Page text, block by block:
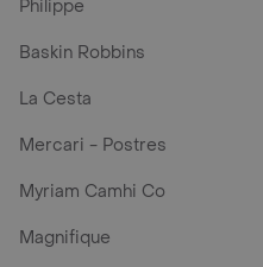
Philippe
Baskin Robbins
La Cesta
Mercari - Postres
Myriam Camhi Co
Magnifique